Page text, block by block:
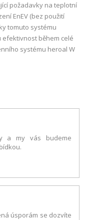
požadavky na teplotní
EnEV (bez použití
tomuto systému
během celé
systému heroal W
a my vás budeme
úsporám se dozvíte